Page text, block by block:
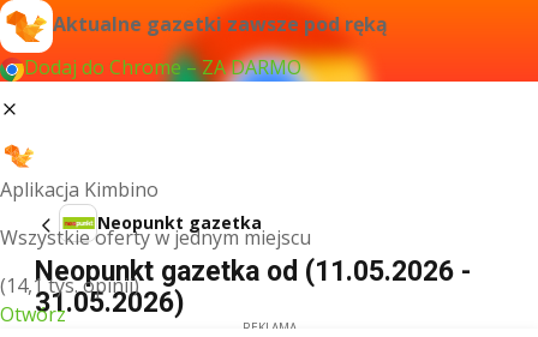
Aktualne gazetki zawsze pod ręką
Dodaj do Chrome – ZA DARMO
Aplikacja Kimbino
Wszystkie oferty w jednym miejscu
(14,1 tys. opinii)
Otwórz
Neopunkt gazetka
Neopunkt gazetka od (11.05.2026 -
31.05.2026)
REKLAMA